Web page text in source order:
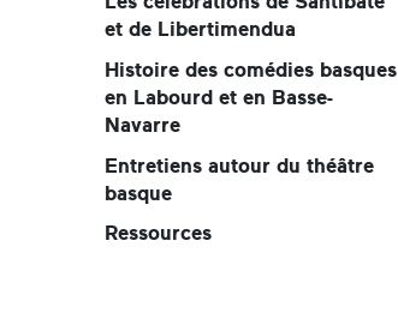
et de Libertimendua
Histoire des comédies basques
en Labourd et en Basse-
Navarre
Entretiens autour du théâtre
basque
Ressources